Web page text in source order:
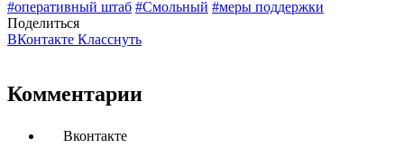
#оперативный штаб #Смольный #меры поддержки
Поделиться
ВКонтакте Класснуть
Комментарии
Вконтакте